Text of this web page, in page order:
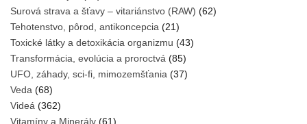
Surová strava a šťavy – vitariánstvo (RAW) (62)
Tehotenstvo, pôrod, antikoncepcia (21)
Toxické látky a detoxikácia organizmu (43)
Transformácia, evolúcia a proroctvá (85)
UFO, záhady, sci-fi, mimozemšťania (37)
Veda (68)
Videá (362)
Vitamíny a Minerály (61)